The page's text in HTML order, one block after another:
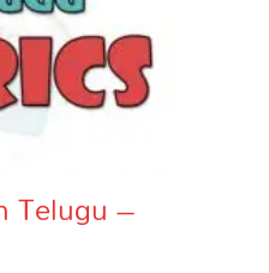
Telugu –